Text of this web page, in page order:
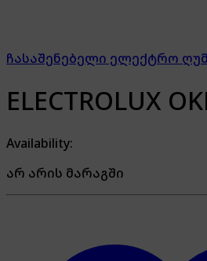
ჩასაშენებელი ელექტრო
ELECTROLUX
Availability:
არ არის მარაგში